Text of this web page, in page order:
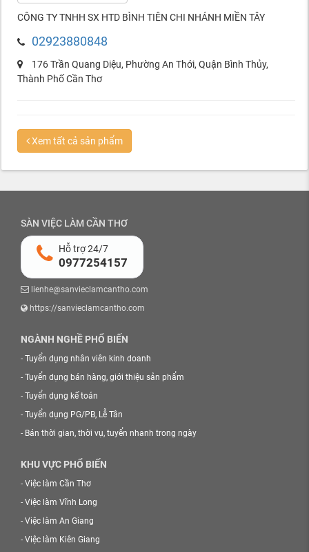
CÔNG TY TNHH SX HTD BÌNH TIÊN CHI NHÁNH MIỀN TÂY
02923880848
176 Trần Quang Diệu, Phường An Thới, Quận Bình Thủy,
Thành Phố Cần Thơ
Xem tất cả sản phẩm
SÀN VIỆC LÀM CẦN THƠ
Hỗ trợ 24/7
0977254157
lienhe@sanvieclamcantho.com
https://sanvieclamcantho.com
NGÀNH NGHỀ PHỔ BIẾN
- Tuyển dụng nhân viên kinh doanh
- Tuyển dụng bán hàng, giới thiệu sản phẩm
- Tuyển dụng kế toán
- Tuyển dụng PG/PB, Lễ Tân
- Bán thời gian, thời vụ, tuyển nhanh trong ngày
KHU VỰC PHỔ BIẾN
- Việc làm Cần Thơ
- Việc làm Vĩnh Long
- Việc làm An Giang
- Việc làm Kiên Giang